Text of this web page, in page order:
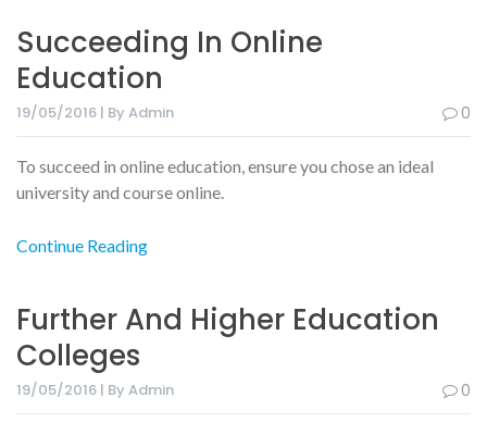
Succeeding In Online
Education
19/05/2016 | By Admin 0
To succeed in online education, ensure you chose an ideal
university and course online.
Continue Reading
Further And Higher Education
Colleges
19/05/2016 | By Admin 0